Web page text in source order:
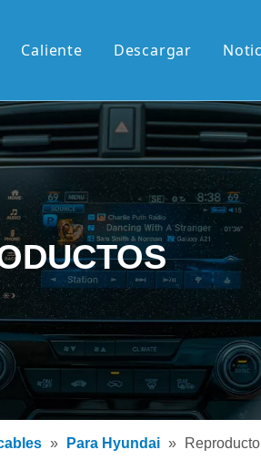
Caliente Descargar
» Para Hyundai »